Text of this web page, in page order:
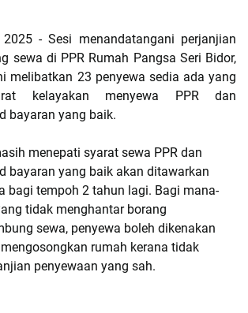
2025 - Sesi menandatangani perjanjian
sewa di PPR Rumah Pangsa Seri Bidor,
melibatkan 23 penyewa sedia ada yang
kelayakan menyewa PPR dan
bayaran yang baik.
menepati syarat sewa PPR dan
bayaran yang baik akan ditawarkan
bagi tempoh 2 tahun lagi. Bagi mana-
tidak menghantar borang
sewa, penyewa boleh dikenakan
rumah kerana tidak
penyewaan yang sah.